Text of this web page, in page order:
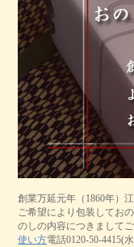
創業万延元年（1860年）
ご希望により包装してお
のしの内容につきまして
使い方電話0120-50-4415(